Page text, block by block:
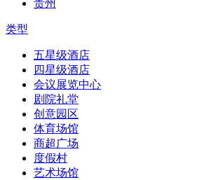
贵州
类型
五星级酒店
四星级酒店
会议展览中心
剧院礼堂
创意园区
体育场馆
商超广场
度假村
艺术场馆